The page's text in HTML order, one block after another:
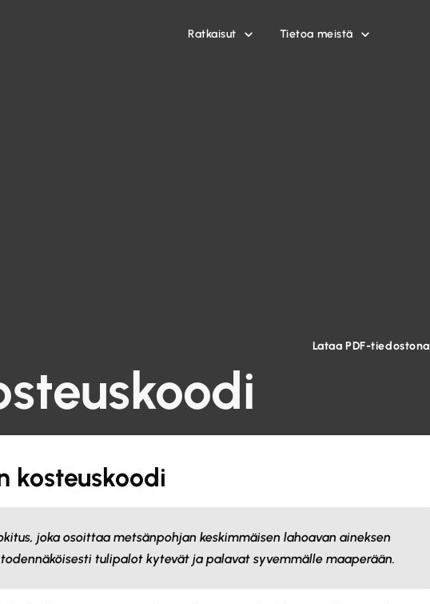
Ratkaisut  Tietoa meistä 
Lataa PDF-tiedostona
kosteuskoodi
joka osoittaa metsänpohjan keskimmäisen lahoavan aineksen
todennäköisesti tulipalot kytevät ja palavat syvemmälle maaperään.